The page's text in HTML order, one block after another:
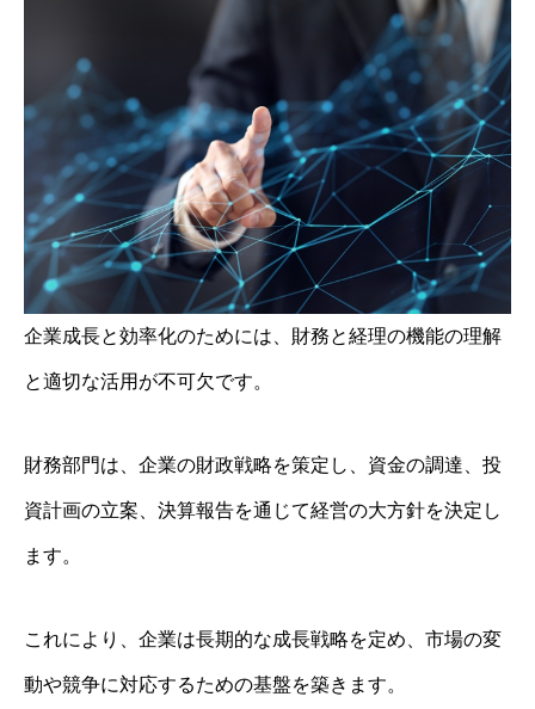
企業成長と効率化のためには、財務と経理の機能の理解
と適切な活用が不可欠です。
財務部門は、企業の財政戦略を策定し、資金の調達、投
資計画の立案、決算報告を通じて経営の大方針を決定し
ます。
これにより、企業は長期的な成長戦略を定め、市場の変
動や競争に対応するための基盤を築きます。